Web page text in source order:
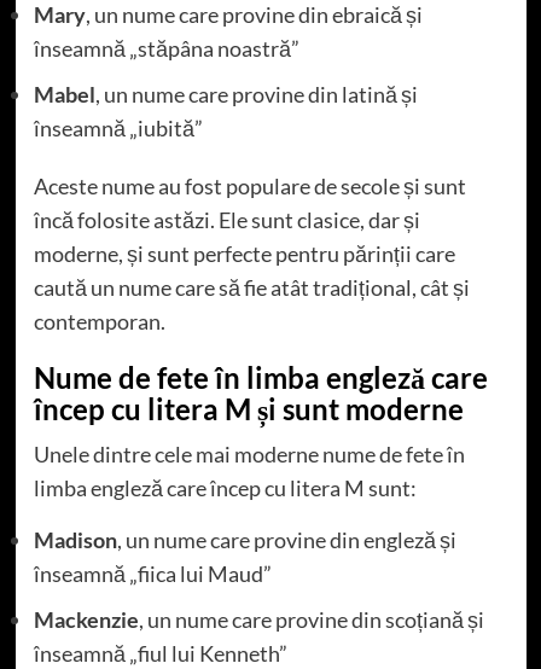
Mary, un nume care provine din ebraică și
înseamnă „stăpâna noastră”
Mabel, un nume care provine din latină și
înseamnă „iubită”
Aceste nume au fost populare de secole și sunt
încă folosite astăzi. Ele sunt clasice, dar și
moderne, și sunt perfecte pentru părinții care
caută un nume care să fie atât tradițional, cât și
contemporan.
Nume de fete în limba engleză care
încep cu litera M și sunt moderne
Unele dintre cele mai moderne nume de fete în
limba engleză care încep cu litera M sunt:
Madison, un nume care provine din engleză și
înseamnă „fiica lui Maud”
Mackenzie, un nume care provine din scoțiană și
înseamnă „fiul lui Kenneth”